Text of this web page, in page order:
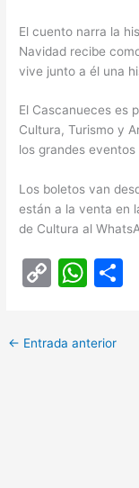
El cuento narra la
Navidad recibe
vive junto a él una
El Cascanueces es
Cultura, Turismo y
los grandes
Los boletos van
están a la venta en
de Cultura al
C
p
y
W
at
s
← Entrada anterior